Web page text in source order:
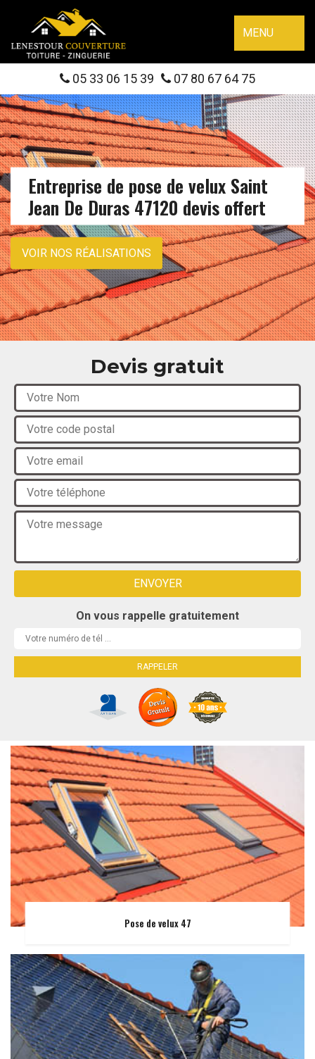
MENU
05 33 06 15 39 07 80 67 64 75
Entreprise de pose de velux Saint
Jean De Duras 47120 devis offert
VOIR NOS RÉALISATIONS
Devis gratuit
On vous rappelle gratuitement
Pose de velux 47